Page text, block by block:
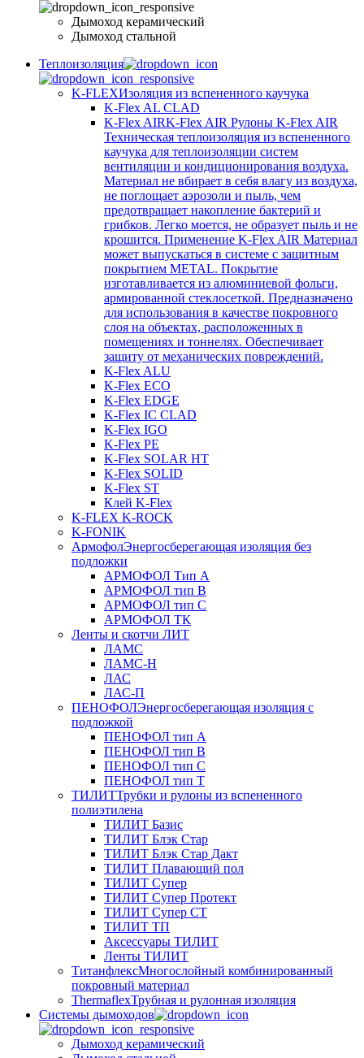
Дымоход керамический
Дымоход стальной
Теплоизоляция
K-FLEXИзоляция из вспененного каучука
K-Flex AL CLAD
K-Flex AIRK-Flex AIR Рулоны K-Flex AIR
Техническая теплоизоляция из вспененного
каучука для теплоизоляции систем
вентиляции и кондиционирования воздуха.
Материал не вбирает в себя влагу из воздуха,
не поглощает аэрозоли и пыль, чем
предотвращает накопление бактерий и
грибков. Легко моется, не образует пыль и не
крошится. Применение K-Flex AIR Материал
может выпускаться в системе c защитным
покрытием METAL. Покрытие
изготавливается из алюминиевой фольги,
армированной стеклосеткой. Предназначено
для использования в качестве покровного
слоя на объектах, расположенных в
помещениях и тоннелях. Обеспечивает
защиту от механических повреждений.
K-Flex ALU
K-Flex ECO
K-Flex EDGE
K-Flex IC CLAD
K-Flex IGO
K-Flex PE
K-Flex SOLAR HT
K-Flex SOLID
K-Flex ST
Клей K-Flex
K-FLEX K-ROCK
K-FONIK
АрмофолЭнергосберегающая изоляция без
подложки
АРМОФОЛ Тип А
АРМОФОЛ тип В
АРМОФОЛ тип C
АРМОФОЛ ТК
Ленты и скотчи ЛИТ
ЛАМС
ЛАМС-Н
ЛАС
ЛАС-П
ПЕНОФОЛЭнергосберегающая изоляция с
подложкой
ПЕНОФОЛ тип А
ПЕНОФОЛ тип B
ПЕНОФОЛ тип C
ПЕНОФОЛ тип T
ТИЛИТТрубки и рулоны из вспененного
полиэтилена
ТИЛИТ Базис
ТИЛИТ Блэк Стар
ТИЛИТ Блэк Стар Дакт
ТИЛИТ Плавающий пол
ТИЛИТ Супер
ТИЛИТ Супер Протект
ТИЛИТ Супер СТ
ТИЛИТ ТП
Аксессуары ТИЛИТ
Ленты ТИЛИТ
ТитанфлексМногослойный комбинированный
покровный материал
ThermaflexТрубная и рулонная изоляция
Cистемы дымоходов
Дымоход керамический